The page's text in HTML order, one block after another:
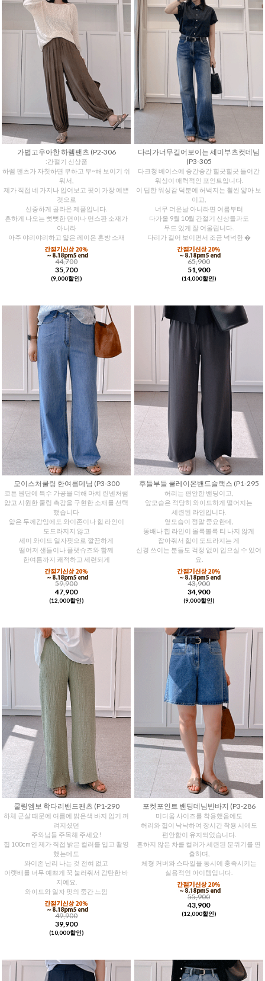
가볍고우아한 하렘팬츠 (P2-306
:간절기 신상품
하렘 팬츠가 자칫하면 부하고 부~해 보이기 쉬
워서,
제가 직접 네 가지나 입어보고 핏이 가장 예쁜
것으로
신중하게 골라온 제품입니다.
흔하게 나오는 뻣뻣한 면이나 면스판 소재가
아니라
아주 야리야리하고 얇은 레이온 혼방 소재
44,700
35,700
(9,000할인)
다리가너무길어보이는 세미부츠컷데님
(P3-305
다크청 베이스에 중간중간 힐긋힐긋 들어간
워싱이 매력적인 포인트입니다.
이 딥한 워싱감 덕분에 허벅지는 훨씬 얇아 보
이고,
너무 더운날 아니라면 여름부터
다가올 9월 10월 간절기 신상들과도
무드 있게 잘 어울립니다.
다리가 길어 보이면서 조금 넉넉한 �
65,900
51,900
(14,000할인)
모이스처쿨링 한여름데님 (P3-300
코튼 원단에 특수 가공을 더해 마치 린넨처럼
얇고 시원한 쿨링 촉감을 구현한 소재를 선택
했습니다
얇은 두께감임에도 와이존이나 힙 라인이
도드라지지 않고
세미 와이드 일자핏으로 깔끔하게
떨어져 샌들이나 플랫슈즈와 함께
한여름까지 쾌적하고 세련되게
59,900
47,900
(12,000할인)
후들부들 쿨레이온밴드슬랙스 (P1-295
허리는 편안한 밴딩이고,
앞모습은 적당히 와이드하게 떨어지는
세련된 라인입니다.
옆모습이 정말 중요한데,
똥배나 힙 라인이 올록볼록 티 나지 않게
잡아줘서 힙이 도드라지는 게
신경 쓰이는 분들도 걱정 없이 입으실 수 있어
요.
43,900
34,900
(9,000할인)
쿨링엠보 학다리밴드팬츠 (P1-290
하체 군살 때문에 여름에 밝은색 바지 입기 꺼
려지셨던
주와님들 주목해 주세요!
힙 100cm인 제가 직접 밝은 컬러를 입고 촬영
했는데도
와이존 난리 나는 것 전혀 없고
아랫배를 너무 예쁘게 꾹 눌러줘서 감탄한 바
지예요.
와이드와 일자 핏의 중간 느낌
49,900
39,900
(10,000할인)
포켓포인트 밴딩데님반바지 (P3-286
미디움 사이즈를 착용했음에도
허리와 힙이 낙낙하여 장시간 착용 시에도
편안함이 유지되었습니다.
흔하지 않은 차콜 컬러가 세련된 분위기를 연
출하며,
체형 커버와 스타일을 동시에 충족시키는
실용적인 아이템입니다.
55,900
43,900
(12,000할인)